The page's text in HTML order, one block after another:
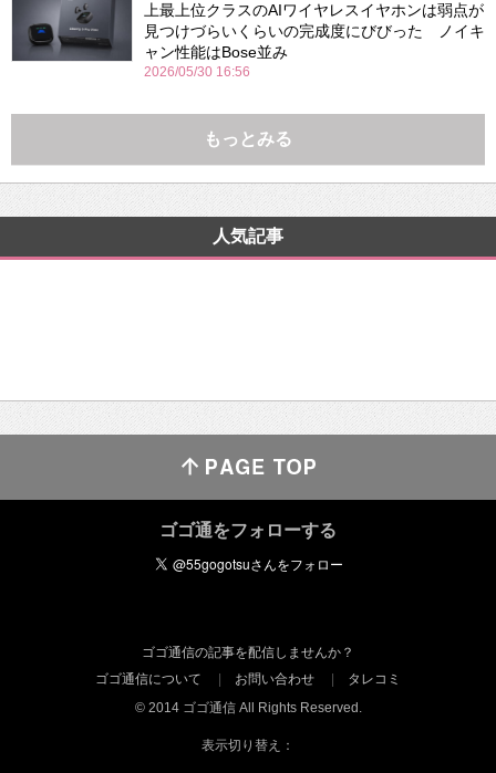
上最上位クラスのAIワイヤレスイヤホンは弱点が
見つけづらいくらいの完成度にびびった ノイキ
ャン性能はBose並み
2026/05/30 16:56
もっとみる
人気記事
ゴゴ通をフォローする
ゴゴ通信の記事を配信しませんか？
ゴゴ通信について
お問い合わせ
タレコミ
© 2014 ゴゴ通信 All Rights Reserved.
表示切り替え：